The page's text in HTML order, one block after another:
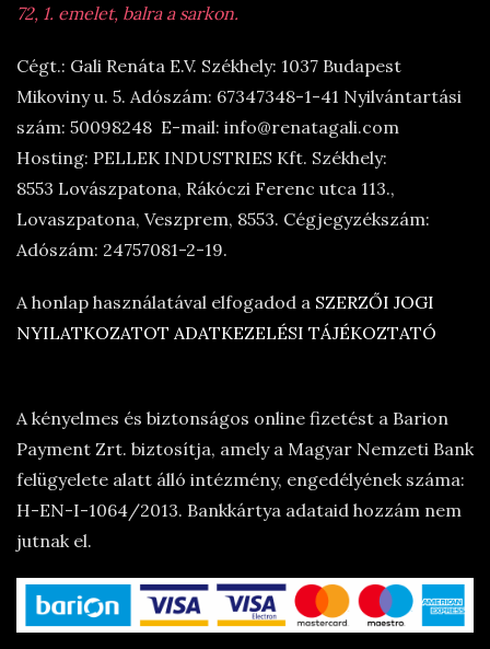
72, 1. emelet, balra a sarkon.
Cégt.: Gali Renáta E.V. Székhely: 1037 Budapest
Mikoviny u. 5. Adószám: 67347348-1-41 Nyilvántartási
szám: 50098248 E-mail: info@renatagali.com
Hosting: PELLEK INDUSTRIES Kft. Székhely:
8553 Lovászpatona, Rákóczi Ferenc utca 113.,
Lovaszpatona, Veszprem, 8553. Cégjegyzékszám:
Adószám: 24757081-2-19.
A honlap használatával elfogadod a SZERZŐI JOGI
NYILATKOZATOT ADATKEZELÉSI TÁJÉKOZTATÓ
A kényelmes és biztonságos online fizetést a Barion
Payment Zrt. biztosítja, amely a Magyar Nemzeti Bank
felügyelete alatt álló intézmény, engedélyének száma:
H-EN-I-1064/2013. Bankkártya adataid hozzám nem
jutnak el.